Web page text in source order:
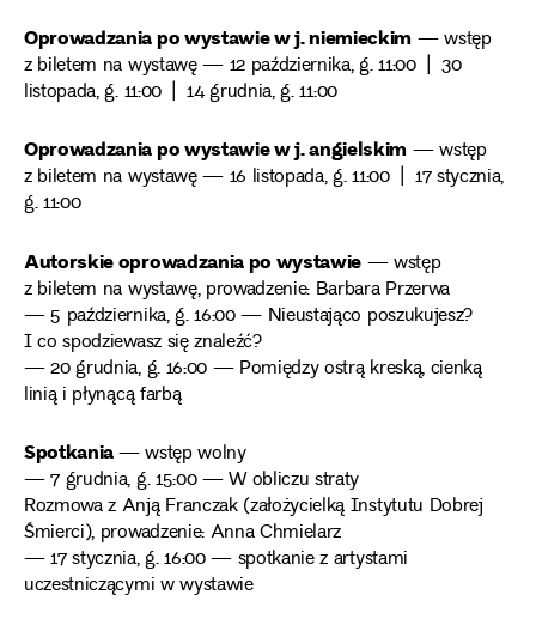
Oprowadzania po wystawie w j. niemieckim — wstęp
z biletem na wystawę — 12 października, g. 11:00 | 30
listopada, g. 11:00 | 14 grudnia, g. 11:00
Oprowadzania po wystawie w j. angielskim — wstęp
z biletem na wystawę — 16 listopada, g. 11:00 | 17 stycznia,
g. 11:00
Autorskie oprowadzania po wystawie — wstęp
z biletem na wystawę, prowadzenie: Barbara Przerwa
— 5 października, g. 16:00 — Nieustająco poszukujesz?
I co spodziewasz się znaleźć?
— 20 grudnia, g. 16:00 — Pomiędzy ostrą kreską, cienką
linią i płynącą farbą
Spotkania— wstęp wolny
— 7 grudnia, g. 15:00 — W obliczu straty
Rozmowa z Anją Franczak (założycielką Instytutu Dobrej
Śmierci), prowadzenie: Anna Chmielarz
— 17 stycznia, g. 16:00 — spotkanie z artystami
uczestniczącymi w wystawie